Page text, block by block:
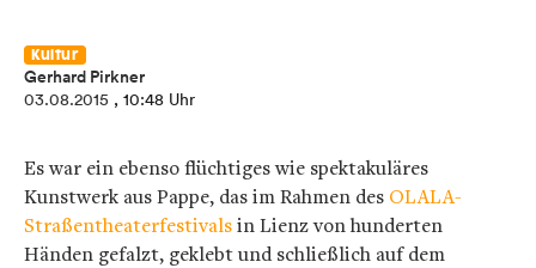
Kultur
Gerhard Pirkner
03.08.2015 , 10:48 Uhr
Es war ein ebenso flüchtiges wie spektakuläres
Kunstwerk aus Pappe, das im Rahmen des OLALA-
Straßentheaterfestivalsin Lienz von hunderten
Händen gefalzt, geklebt und schließlich auf dem